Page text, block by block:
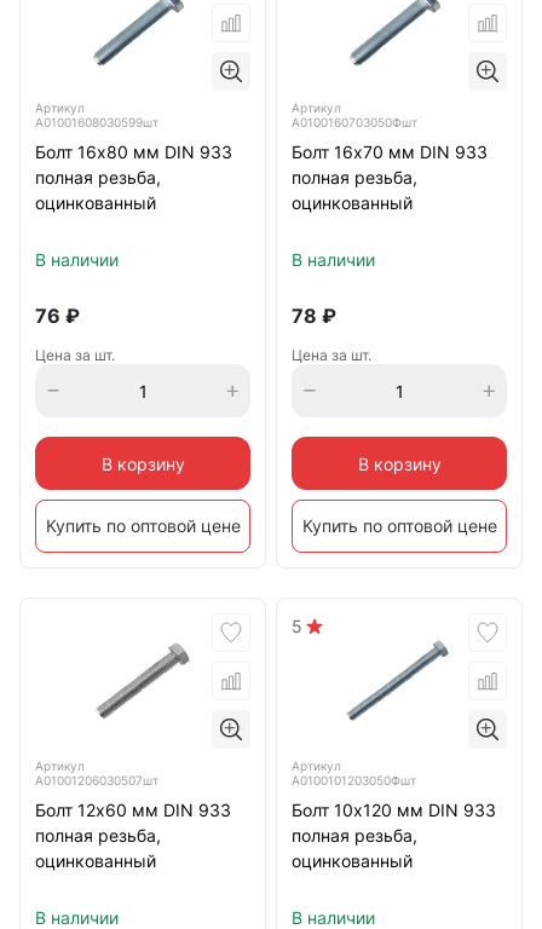
Артикул
А01001608030599шт
Болт 16х80 мм DIN 933
полная резьба,
оцинкованный
В наличии
76 ₽
Цена за шт.
В корзину
Купить по оптовой цене
Артикул
А0100160703050Фшт
Болт 16х70 мм DIN 933
полная резьба,
оцинкованный
В наличии
78 ₽
Цена за шт.
В корзину
Купить по оптовой цене
Артикул
А01001206030507шт
Болт 12х60 мм DIN 933
полная резьба,
оцинкованный
В наличии
5
Артикул
А0100101203050Фшт
Болт 10х120 мм DIN 933
полная резьба,
оцинкованный
В наличии